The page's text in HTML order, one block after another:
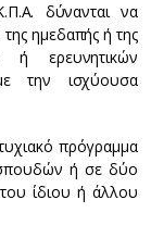
δύνανται να
ημεδαπής ή της
ή ερευνητικών
την ισχύουσα
πρόγραμμα
ή σε δύο
ίδιου ή άλλου